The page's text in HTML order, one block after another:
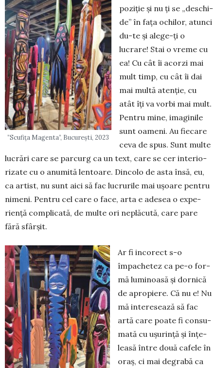
”Scufița Magenta”, București, 2023
po­ziție și nu ți se „des­chi­
de” în fața ochilor, atunci
du-te și alege-ți o
lucrare! Stai o vreme cu
ea! Cu cât îi acorzi mai
mult timp, cu cât îi dai
mai multă atenție, cu
atât îți va vorbi mai mult.
Pentru mi­­ne, imaginile
sunt oa­meni. Au fie­care
ceva de spus. Sunt multe
lu­crări care se par­curg ca un text, care se cer inte­rio­
rizate cu o anu­mi­tă len­toare. Din­­colo de asta însă, eu,
ca artist, nu sunt aici să fac lu­crurile mai ușoa­re pentru
nimeni. Pen­tru cel care o face, arta e adesea o expe­
riență com­pli­cată, de multe ori ne­plă­cută, care pare
fără sfârșit.
Ar fi incorect s-o
împachetez ca pe-o for­
mă lumi­noasă și dornică
de apro­piere. Că nu e! Nu
mă intere­sea­ză să fac
artă care poate fi con­su­­
ma­tă cu ușurință și înțe­
lea­să între două cafe­le în
oraș, ci mai degrabă ca